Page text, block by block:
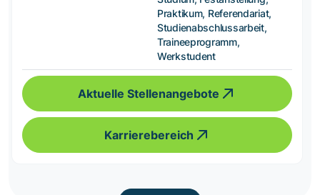
Praktikum, Referendariat,
Studienabschlussarbeit,
Traineeprogramm,
Werkstudent
Aktuelle Stellenangebote
Karrierebereich